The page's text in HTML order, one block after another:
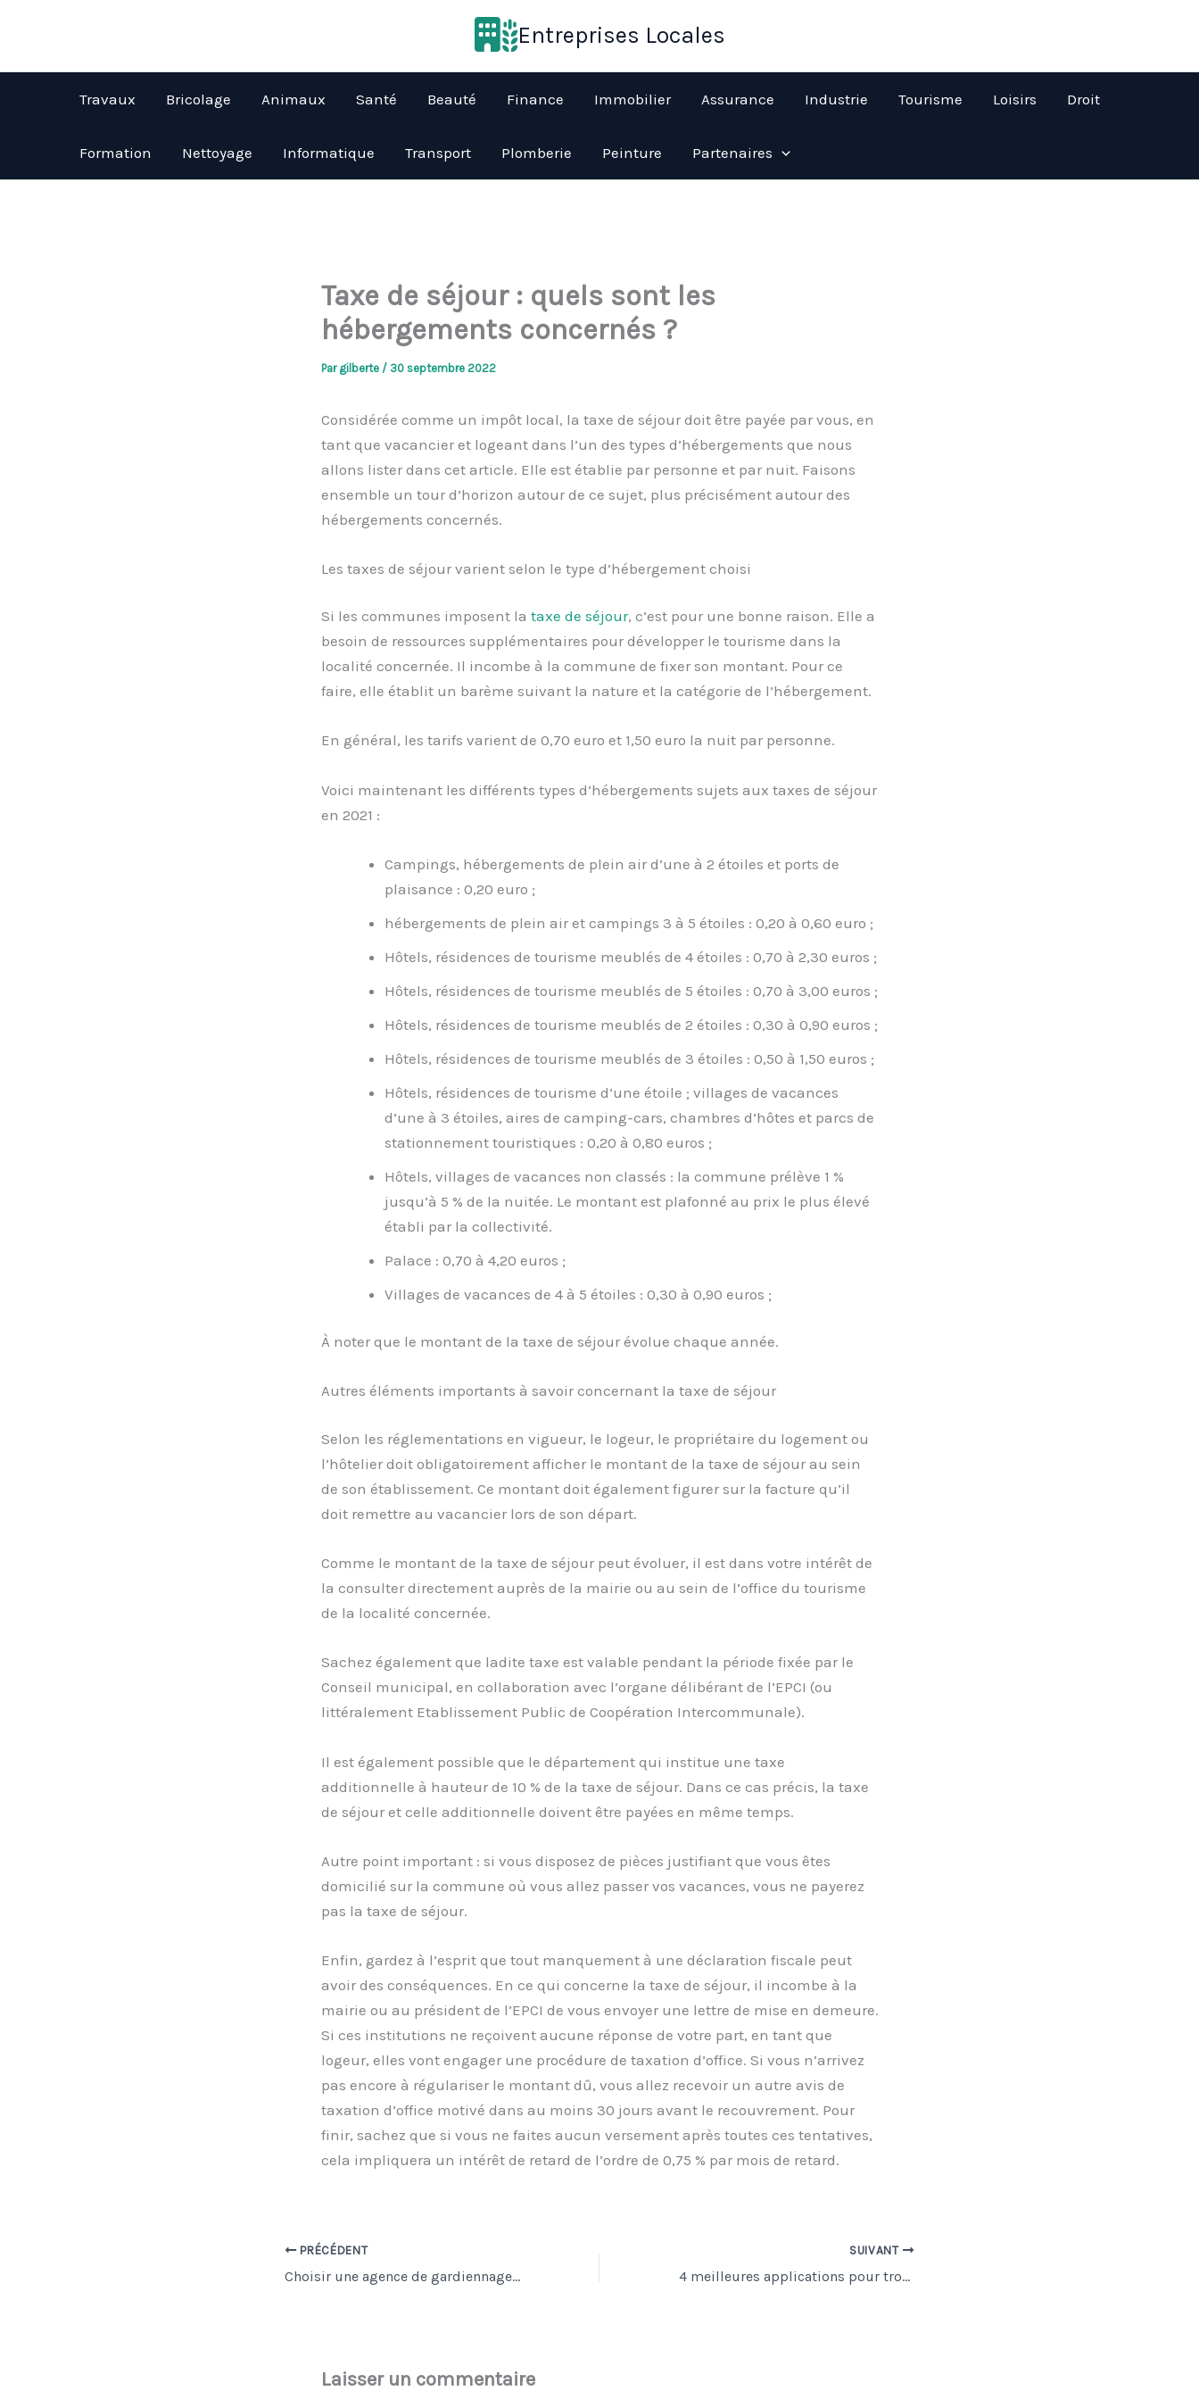
Entreprises Locales
Travaux Bricolage Animaux Santé Beauté Finance Immobilier Assurance Industrie Tourisme Loisirs Droit
Formation Nettoyage Informatique Transport Plomberie Peinture Partenaires
Taxe de séjour : quels sont les
hébergements concernés ?
Par gilberte / 30 septembre 2022
Considérée comme un impôt local, la taxe de séjour doit être payée par vous, en
tant que vacancier et logeant dans l’un des types d’hébergements que nous
allons lister dans cet article. Elle est établie par personne et par nuit. Faisons
ensemble un tour d’horizon autour de ce sujet, plus précisément autour des
hébergements concernés.
Les taxes de séjour varient selon le type d’hébergement choisi
Si les communes imposent la taxe de séjour, c’est pour une bonne raison. Elle a
besoin de ressources supplémentaires pour développer le tourisme dans la
localité concernée. Il incombe à la commune de fixer son montant. Pour ce
faire, elle établit un barème suivant la nature et la catégorie de l’hébergement.
En général, les tarifs varient de 0,70 euro et 1,50 euro la nuit par personne.
Voici maintenant les différents types d’hébergements sujets aux taxes de séjour
en 2021 :
Campings, hébergements de plein air d’une à 2 étoiles et ports de
plaisance : 0,20 euro ;
hébergements de plein air et campings 3 à 5 étoiles : 0,20 à 0,60 euro ;
Hôtels, résidences de tourisme meublés de 4 étoiles : 0,70 à 2,30 euros ;
Hôtels, résidences de tourisme meublés de 5 étoiles : 0,70 à 3,00 euros ;
Hôtels, résidences de tourisme meublés de 2 étoiles : 0,30 à 0,90 euros ;
Hôtels, résidences de tourisme meublés de 3 étoiles : 0,50 à 1,50 euros ;
Hôtels, résidences de tourisme d’une étoile ; villages de vacances
d’une à 3 étoiles, aires de camping-cars, chambres d’hôtes et parcs de
stationnement touristiques : 0,20 à 0,80 euros ;
Hôtels, villages de vacances non classés : la commune prélève 1 %
jusqu’à 5 % de la nuitée. Le montant est plafonné au prix le plus élevé
établi par la collectivité.
Palace : 0,70 à 4,20 euros ;
Villages de vacances de 4 à 5 étoiles : 0,30 à 0,90 euros ;
À noter que le montant de la taxe de séjour évolue chaque année.
Autres éléments importants à savoir concernant la taxe de séjour
Selon les réglementations en vigueur, le logeur, le propriétaire du logement ou
l’hôtelier doit obligatoirement afficher le montant de la taxe de séjour au sein
de son établissement. Ce montant doit également figurer sur la facture qu’il
doit remettre au vacancier lors de son départ.
Comme le montant de la taxe de séjour peut évoluer, il est dans votre intérêt de
la consulter directement auprès de la mairie ou au sein de l’office du tourisme
de la localité concernée.
Sachez également que ladite taxe est valable pendant la période fixée par le
Conseil municipal, en collaboration avec l’organe délibérant de l’EPCI (ou
littéralement Etablissement Public de Coopération Intercommunale).
Il est également possible que le département qui institue une taxe
additionnelle à hauteur de 10 % de la taxe de séjour. Dans ce cas précis, la taxe
de séjour et celle additionnelle doivent être payées en même temps.
Autre point important : si vous disposez de pièces justifiant que vous êtes
domicilié sur la commune où vous allez passer vos vacances, vous ne payerez
pas la taxe de séjour.
Enfin, gardez à l’esprit que tout manquement à une déclaration fiscale peut
avoir des conséquences. En ce qui concerne la taxe de séjour, il incombe à la
mairie ou au président de l’EPCI de vous envoyer une lettre de mise en demeure.
Si ces institutions ne reçoivent aucune réponse de votre part, en tant que
logeur, elles vont engager une procédure de taxation d’office. Si vous n’arrivez
pas encore à régulariser le montant dû, vous allez recevoir un autre avis de
taxation d’office motivé dans au moins 30 jours avant le recouvrement. Pour
finir, sachez que si vous ne faites aucun versement après toutes ces tentatives,
cela impliquera un intérêt de retard de l’ordre de 0,75 % par mois de retard.
PRÉCÉDENT
Choisir une agence de gardiennage : les critères à considérer
SUIVANT
4 meilleures applications pour trouver un bon resto en quelques minutes
Laisser un commentaire